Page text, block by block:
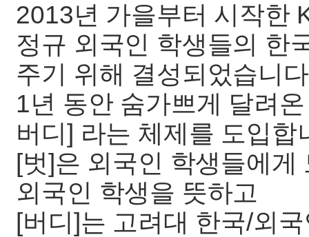
2013년 가을부터 시작한
정규 외국인 학생들의 한
주기 위해 결성되었습니
1년 동안 숨가쁘게 달려
버디] 라는 체제를 도입합
[벗]은 외국인 학생들에
외국인 학생을 뜻하고
[버디]는 고려대 한국/외